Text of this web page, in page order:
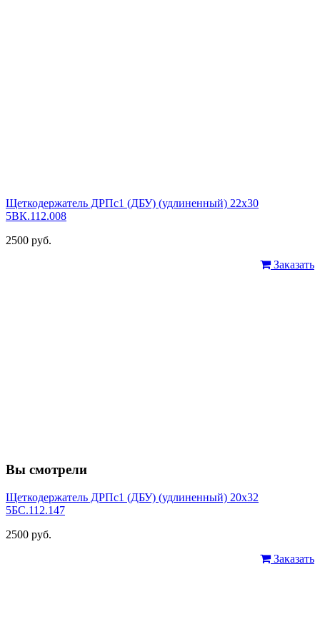
Щеткодержатель ДРПс1 (ДБУ) (удлиненный) 22х30
5ВК.112.008
2500 руб.
Заказать
Вы смотрели
Щеткодержатель ДРПс1 (ДБУ) (удлиненный) 20х32
5БС.112.147
2500 руб.
Заказать